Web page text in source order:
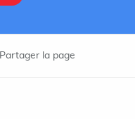
Partager la page